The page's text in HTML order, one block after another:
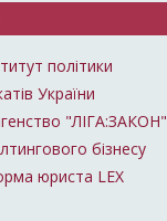
політики
України
"ЛІГА:ЗАКОН"
бізнесу
юриста LEX